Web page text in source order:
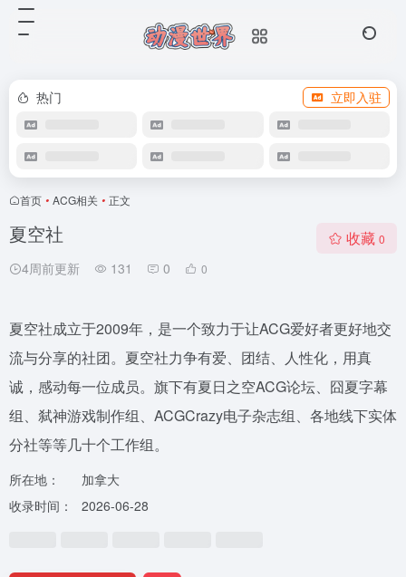
热门 立即入驻
首页 • ACG相关 • 正文
夏空社
4周前更新 131 0 0
收藏 0
夏空社成立于2009年，是一个致力于让ACG爱好者更好地交
流与分享的社团。夏空社力争有爱、团结、人性化，用真
诚，感动每一位成员。旗下有夏日之空ACG论坛、囧夏字幕
组、弑神游戏制作组、ACGCrazy电子杂志组、各地线下实体
分社等等几十个工作组。
所在地：
加拿大
收录时间：
2026-06-28